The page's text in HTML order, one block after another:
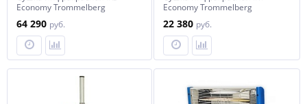
Economy Trommelberg
64 290 руб.
Economy Trommelberg
22 380 руб.